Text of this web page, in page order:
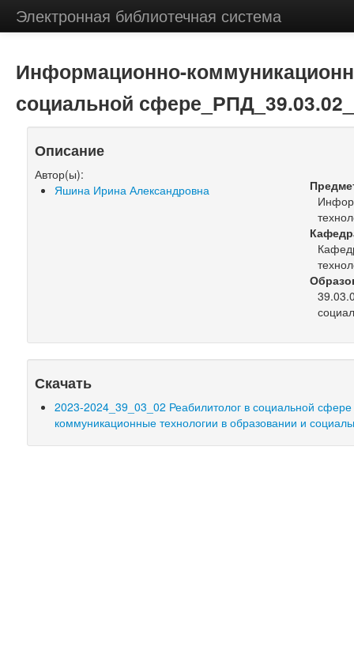
Электронная библиотечная система
Информационно-
социальной
Описание
Автор(ы):
Яшина Ирина Александровна
Скачать
2023-2024_39_03_02 Реабилитолог в социальной
коммуникационные технологии в образовании и